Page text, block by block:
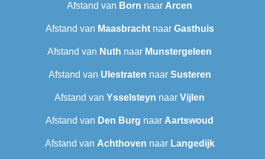
Afstand van Born naar Arcen
Afstand van Maasbrachtnaar Gasthuis
Afstand van Nuth naar Munstergeleen
Afstand van Ulestraten naar Susteren
Afstand van Ysselsteyn naar Vijlen
Afstand van Den Burg naar Aartswoud
Afstand van Achthoven naar Langedijk